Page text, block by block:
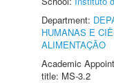
Department:
HUMANAS E
ALIMENTAÇÃO
Academic
title: MS-3.2